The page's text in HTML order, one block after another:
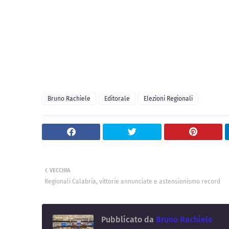
Bruno Rachiele Editorale Elezioni Regionali
VECCHIA
Regionali Calabria, vittorie annunciate e astensionismo record
Pubblicato da Bruno Rachiele